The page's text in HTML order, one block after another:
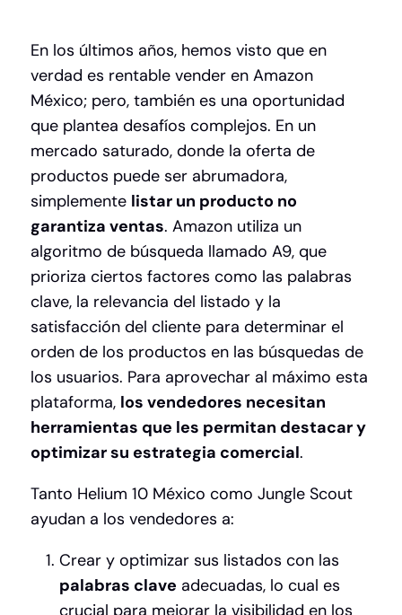
En los últimos años, hemos visto que en
verdad es rentable vender en Amazon
México; pero, también es una oportunidad
que plantea desafíos complejos. En un
mercado saturado, donde la oferta de
productos puede ser abrumadora,
simplemente listar un producto no
garantiza ventas. Amazon utiliza un
algoritmo de búsqueda llamado A9, que
prioriza ciertos factores como las palabras
clave, la relevancia del listado y la
satisfacción del cliente para determinar el
orden de los productos en las búsquedas de
los usuarios. Para aprovechar al máximo esta
plataforma, los vendedores necesitan
herramientas que les permitan destacar y
optimizar su estrategia comercial.
Tanto Helium 10 México como Jungle Scout
ayudan a los vendedores a:
Crear y optimizar sus listados con las
palabras clave adecuadas, lo cual es
crucial para mejorar la visibilidad en los